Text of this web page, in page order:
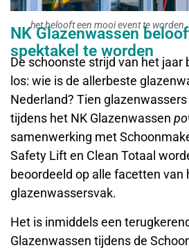
het belooft een mooi event te
NK Glazenwassen
spektakel te worden
De schoonste strijd van het jaar
los: wie is de allerbeste
Nederland? Tien
tijdens het NK Glazenwassen
samenwerking met
Safety Lift en Clean Totaal
beoordeeld op alle facetten van
glazenwassersvak.
Het is inmiddels een
Glazenwassen tijdens de